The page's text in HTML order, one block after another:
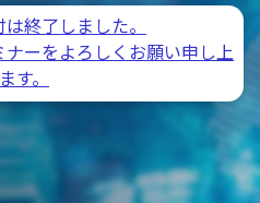
終了しました。
ーをよろしくお願い申し上
す。